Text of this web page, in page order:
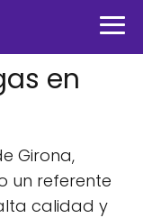
en
Girona,
un referente
calidad y